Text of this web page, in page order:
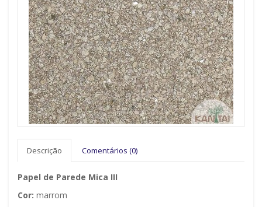
Descrição Comentários (0)
Papel de Parede Mica III
Cor: marrom